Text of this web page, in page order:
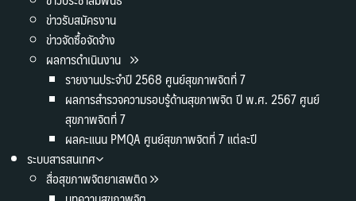
ข่าวรับสมัครงาน
ข่าวจัดซื้อจัดจ้าง
ผลการดำเนินงาน
รายงานประจำปี 2568 ศูนย์สุขภาพจิตที่ 7
ผลการสำรวจความรอบรู้ด้านสุขภาพจิต ปี พ.ศ. 2567 ศูนย์
สุขภาพจิตที่ 7
ผลคะแนน PMQA ศูนย์สุขภาพจิตที่ 7 แต่ละปี
ระบบสารสนเทศ
สื่อสุขภาพจิตยาเสพติด